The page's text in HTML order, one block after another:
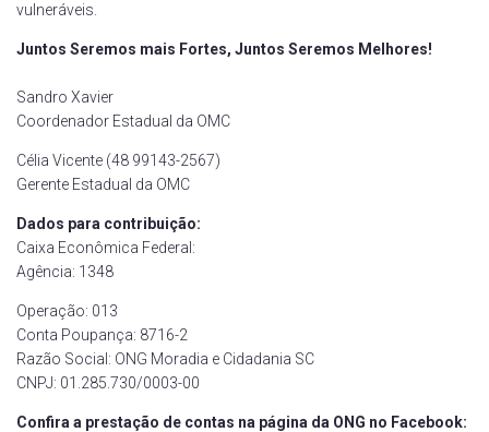
vulneráveis.
Juntos Seremos mais Fortes, Juntos Seremos Melhores!
Sandro Xavier
Coordenador Estadual da OMC
Célia Vicente (48 99143-2567)
Gerente Estadual da OMC
Dados para contribuição:
Caixa Econômica Federal:
Agência: 1348
Operação: 013
Conta Poupança: 8716-2
Razão Social: ONG Moradia e Cidadania SC
CNPJ: 01.285.730/0003-00
Confira a prestação de contas na página da ONG no Facebook: